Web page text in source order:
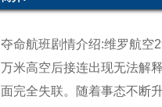
夺命航班剧情介绍:维罗航空
万米高空后接连出现无法解
面完全失联。随着事态不断